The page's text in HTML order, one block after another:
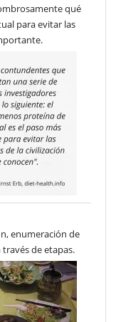
qué
para evitar las
enumeración de
de etapas.